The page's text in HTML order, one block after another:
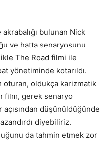
bulunan Nick
ve hatta senaryosunu
The Road filmi ile
yönetiminde kotarıldı.
oturan, oldukça karizmatik
film, gerek senaryo
düşünüldüğünde
diyebiliriz.
da tahmin etmek zor